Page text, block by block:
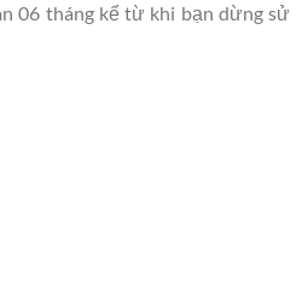
06 tháng kể từ khi bạn dừng sử